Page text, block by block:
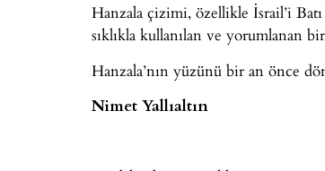
Hanzala çizimi, özellikle İsrail’i
sıklıkla kullanılan ve yorumlanan
Hanzala’nın yüzünü bir an önce
Nimet Yallıaltın